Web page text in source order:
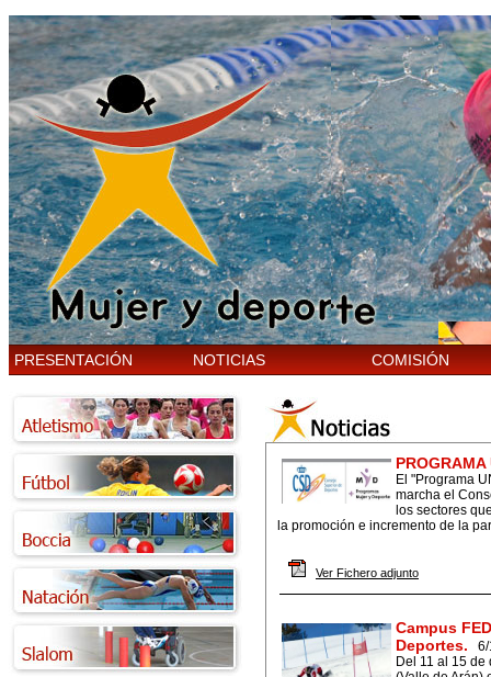
PRESENTACIÓN NOTICIAS COMISIÓN
PROGRAMA
El "Programa
marcha el
los sectores
la promoción e incremento de la
Ver Fichero adjunto
Campus
Deportes.
Del 11 al 15